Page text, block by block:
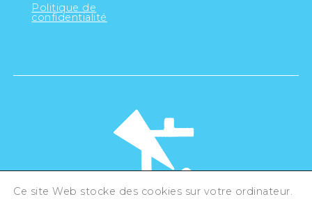
Politique de
confidentialité
Ce site Web stocke des cookies sur votre ordinateur.